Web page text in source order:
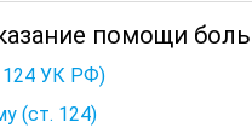
помощи
124 УК РФ)
(ст. 124)